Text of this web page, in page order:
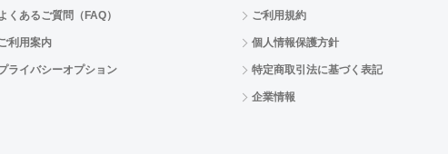
くあるご質問（FAQ）
利用案内
ライバシーオプション
ご利用規約
個人情報保護方針
特定商取引法に基づく表記
企業情報